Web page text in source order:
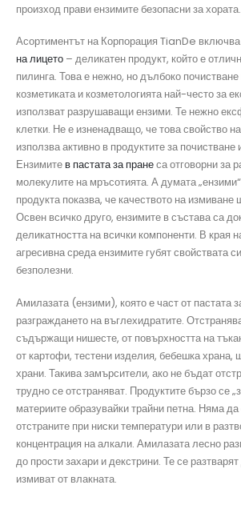
произход прави ензимите безопасни за хората.
Асортиментът на Корпорация TianDe включва
на лицето – деликатен продукт, който е
пилинга. Това е нежно, но дълбоко
козметиката и козметологията най-често за
използват разрушаващи ензими. Те нежно
клетки. Не е изненадващо, че това свойство
използва активно в продуктите за почистване
Ензимите в пастата за пранеса отговорни за
молекулите на мръсотията. А думата
продукта показва, че качеството на
Освен всичко друго, ензимите в състава са
деликатността на всички компоненти. В края
агресивна среда ензимите губят свойствата
безполезни.
Амилазата (ензими), която е част от пастата
разграждането на въглехидратите.
съдържащи нишесте, от повърхността на
от картофи, тестени изделия, бебешка храна,
храни. Такива замърсители, ако не бъдат
трудно се отстраняват. Продуктите бързо се
материите образувайки трайни петна. Няма
отстраните при ниски температури или в
концентрация на алкали. Амилазата лесно
до прости захари и декстрини. Те се
измиват от влакната.